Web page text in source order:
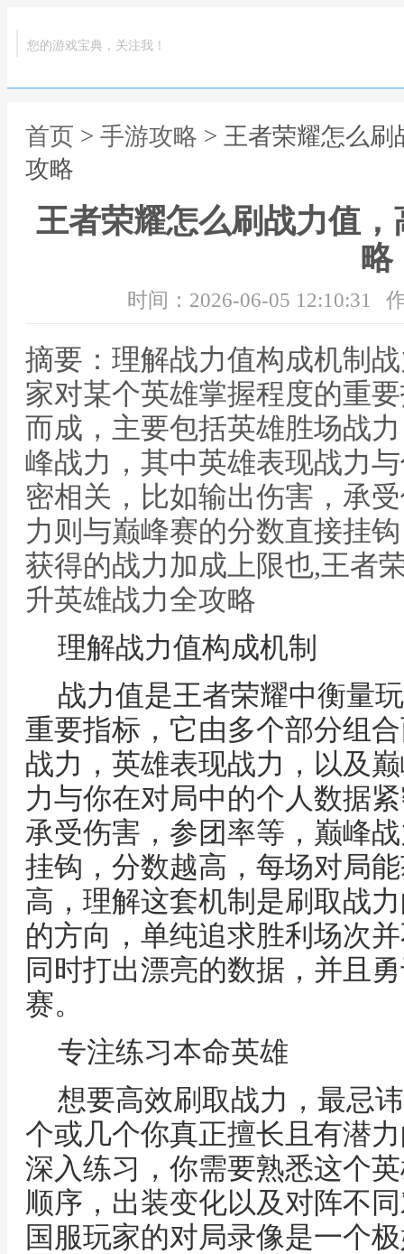
您的游戏宝典，关注我！
首页 > 手游攻略 > 王者荣耀怎么
攻略
王者荣耀怎么刷战力值
略
时间：2026-06-05 12:10:31
摘要：理解战力值构成机制
家对某个英雄掌握程度的重
而成，主要包括英雄胜场战
峰战力，其中英雄表现战力
密相关，比如输出伤害，承
力则与巅峰赛的分数直接挂
获得的战力加成上限也,王者
升英雄战力全攻略
理解战力值构成机制
战力值是王者荣耀中衡量
重要指标，它由多个部分组
战力，英雄表现战力，以及
力与你在对局中的个人数据
承受伤害，参团率等，巅峰
挂钩，分数越高，每场对局
高，理解这套机制是刷取战
的方向，单纯追求胜利场次
同时打出漂亮的数据，并且
赛。
专注练习本命英雄
想要高效刷取战力，最忌
个或几个你真正擅长且有潜
深入练习，你需要熟悉这个
顺序，出装变化以及对阵不
国服玩家的对局录像是一个